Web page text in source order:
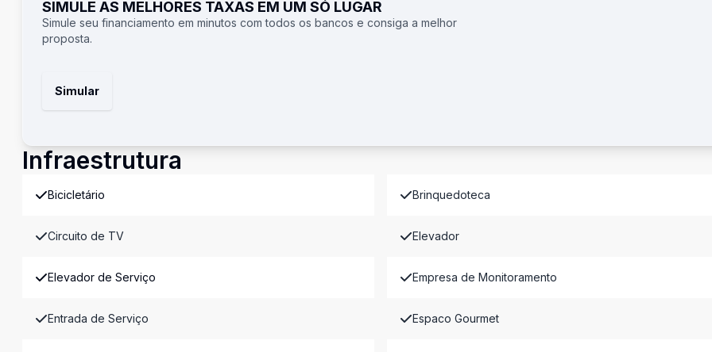
SIMULE AS MELHORES TAXAS EM UM SÓ LUGAR
Simule seu financiamento em minutos com todos os bancos e consiga a melhor
proposta.
Simular
Infraestrutura
Bicicletário Brinquedoteca
Circuito de TV Elevador
Elevador de Serviço Empresa de Monitoramento
Entrada de Serviço Espaco Gourmet